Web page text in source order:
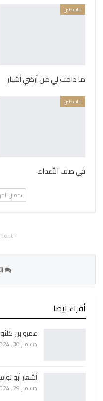
فلسطين
ما دامت لي من أرضي أشبار
فلسطين
في صف الأعداء
تحميل
-
أقراء ايضا
عمرو بن
ديسمبر 30, 2024
أشعار أبو
ديسمبر 29, 2024